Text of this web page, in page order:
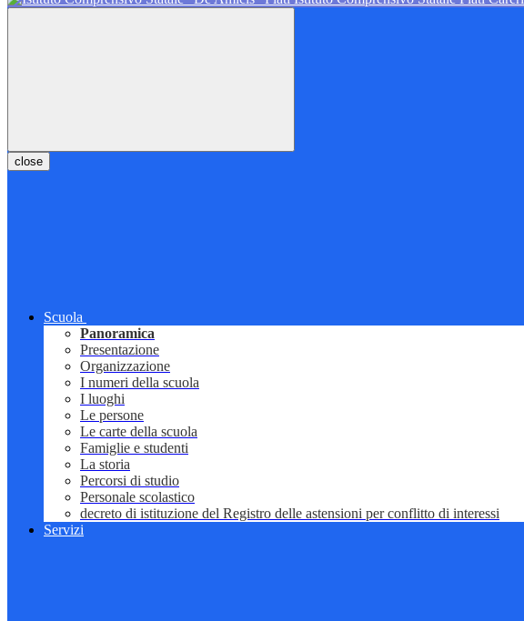
close
Scuola
Panoramica
Presentazione
Organizzazione
I numeri della scuola
I luoghi
Le persone
Le carte della scuola
Famiglie e studenti
La storia
Percorsi di studio
Personale scolastico
decreto di istituzione del Registro delle astensioni per conflitto di interessi
Servizi